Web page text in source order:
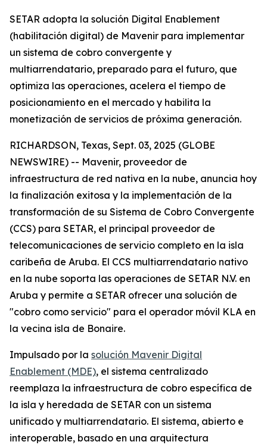
SETAR adopta la solución Digital Enablement
(habilitación digital) de Mavenir para implementar
un sistema de cobro convergente y
multiarrendatario, preparado para el futuro, que
optimiza las operaciones, acelera el tiempo de
posicionamiento en el mercado y habilita la
monetización de servicios de próxima generación.
RICHARDSON, Texas, Sept. 03, 2025 (GLOBE
NEWSWIRE) -- Mavenir, proveedor de
infraestructura de red nativa en la nube, anuncia hoy
la finalización exitosa y la implementación de la
transformación de su Sistema de Cobro Convergente
(CCS) para SETAR, el principal proveedor de
telecomunicaciones de servicio completo en la isla
caribeña de Aruba. El CCS multiarrendatario nativo
en la nube soporta las operaciones de SETAR N.V. en
Aruba y permite a SETAR ofrecer una solución de
"cobro como servicio" para el operador móvil KLA en
la vecina isla de Bonaire.
Impulsado por la solución Mavenir Digital
Enablement (MDE), el sistema centralizado
reemplaza la infraestructura de cobro específica de
la isla y heredada de SETAR con un sistema
unificado y multiarrendatario. El sistema, abierto e
interoperable, basado en una arquitectura